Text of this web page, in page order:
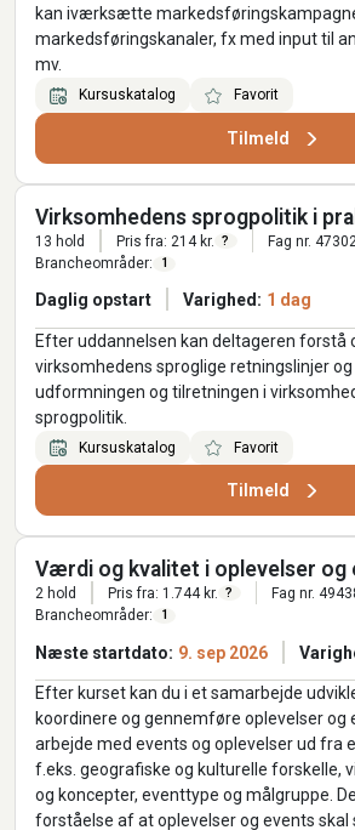
kan iværksætte
markedsføringskanaler, fx med input til
mv.
Kursuskatalog Favorit
Tilmeld
Virksomhedens sprogpolitik i
13 hold Pris fra: 214 kr. ?
Fag nr.
Brancheområder:
1
Daglig opstart Varighed: 1 dag
Efter uddannelsen kan deltageren forstå
virksomhedens sproglige retningslinjer
udformningen og tilretningen i
sprogpolitik.
Kursuskatalog Favorit
Tilmeld
Værdi og kvalitet i oplevelser og
2 hold Pris fra: 1.744 kr. ?
Fag nr.
Brancheområder:
1
Næste startdato: 9. sep 2026
Efter kurset kan du i et samarbejde
koordinere og gennemføre oplevelser og
arbejde med events og oplevelser ud fra
f.eks. geografiske og kulturelle forskelle,
og koncepter, eventtype og målgruppe.
forståelse af at oplevelser og events